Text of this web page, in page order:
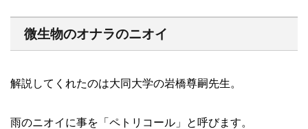
微生物のオナラのニオイ
解説してくれたのは大同大学の岩橋尊嗣先生。
雨のニオイに事を「ペトリコール」と呼びます。